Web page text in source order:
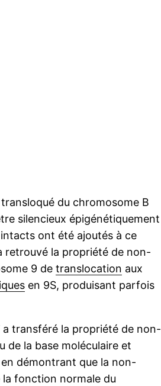
du chromosome B
silencieux épigénétiquement
ont été ajoutés à ce
retrouvé la propriété de non-
9 de translocation aux
en 9S, produisant parfois
transféré la propriété de non-
de la base moléculaire et
démontrant que la non-
la fonction normale du